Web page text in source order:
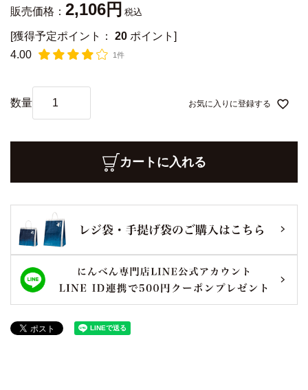
販売価格： 2,106 税込
[獲得予定ポイント： 20 ポイント]
4.00
1件
お気に入りに登録する
カートに入れる